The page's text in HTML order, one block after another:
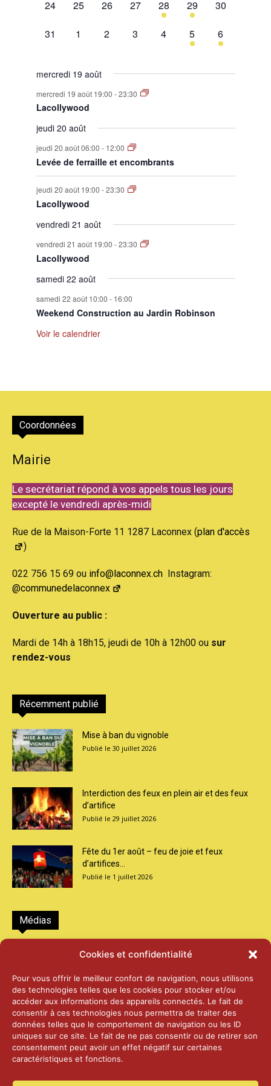
Cookies et confidentialité
Pour vous offrir le meilleur confort de navigation, nous utilisons
des technologies telles que les cookies pour stocker et/ou
accéder aux informations des appareils connectés. Le fait de
consentir à ces technologies nous permettra de traiter des
données telles que le comportement de navigation ou les ID
uniques sur ce site. Le fait de ne pas consentir ou de retirer son
consentement peut avoir un effet négatif sur certaines
caractéristiques et fonctions.
0
24
0
25
0
26
0
évènement,
27
1
évènement,
28
1
évènement,
29
0
30
0
31
0
1
0
2
0
3
0
évènement,
4
1
évènement,
5
1
évènement,
6
mercredi 19 août
mercredi 19 août 19:00 -23:30
Lacollywood
jeudi 20 août
jeudi 20 août 06:00 - 12:00
Levée de ferraille et encombrants
jeudi 20 août 19:00 -23:30
Lacollywood
vendredi 21 août
vendredi 21 août 19:00 -23:30
Lacollywood
samedi 22 août
samedi 22 août 10:00 - 16:00
Weekend Construction au Jardin Robinson
Voir le calendrier
Coordonnées
Mairie
Le secrétariat répond à vos appels tous les jours
excepté le vendredi après-midi
Rue de la Maison-Forte 11 1287 Laconnex (plan d'accès
)
022 756 15 69 ou info@laconnex.ch Instagram:
@communedelaconnex
Ouverture au public :
Mardi de 14h à 18h15, jeudi de 10h à 12h00 ou sur
rendez-vous
Récemment publié
Mise à ban du vignoble
30 juillet 2026
Interdiction des feux en plein air et des feux
d’artifice
29 juillet 2026
Fête du 1er août – feu de joie et feux
d’artifices...
1 juillet 2026
Médias
2026 – Laiterie d’Orsières et Abbaye de St-
25 juin 2026
2025 – Palais Fédéral – Berne
25 juin 2026
14 janvier 2025